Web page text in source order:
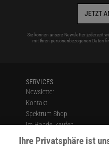
JETZT
Sie können unsere Newsletter jederzeit
mit Ihren personenbezogenen Daten
SERVICES
Newsletter
Kontakt
Spektrum Shop
Im Handel kaufen
Presse
Verträge kündigen
Ihre Privatsphäre ist